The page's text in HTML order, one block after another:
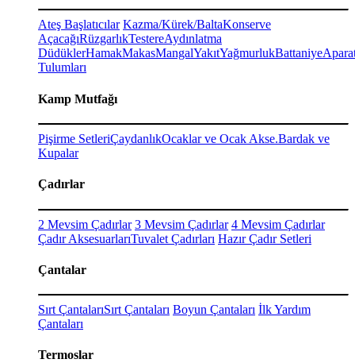
Ateş Başlatıcılar Kazma/Kürek/BaltaKonserve
AçacağıRüzgarlıkTestereAydınlatma
DüdüklerHamakMakasMangalYakıtYağmurlukBattaniye
Tulumları
Kamp Mutfağı
Pişirme SetleriÇaydanlıkOcaklar ve Ocak Akse.Bardak ve
Kupalar
Çadırlar
2 Mevsim Çadırlar 3 Mevsim Çadırlar 4 Mevsim Çadırlar
Çadır AksesuarlarıTuvalet Çadırları Hazır Çadır Setleri
Çantalar
Sırt ÇantalarıSırt Çantaları Boyun Çantaları İlk Yardım
Çantaları
Termoslar